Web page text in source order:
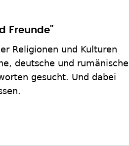
Freunde"
Religionen und Kulturen
deutsche und rumänische
gesucht. Und dabei